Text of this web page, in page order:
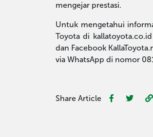
mengejar prestasi.
Untuk mengetahui
Toyota di kallatoyota.co.id
dan Facebook
via WhatsApp di nomor
Share Article